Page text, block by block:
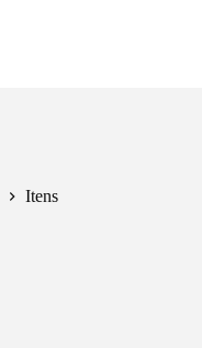
Itens